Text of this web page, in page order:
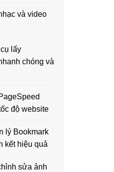
và video
lấy
chóng và
độ website
lý Bookmark
kết hiệu quả
sửa ảnh